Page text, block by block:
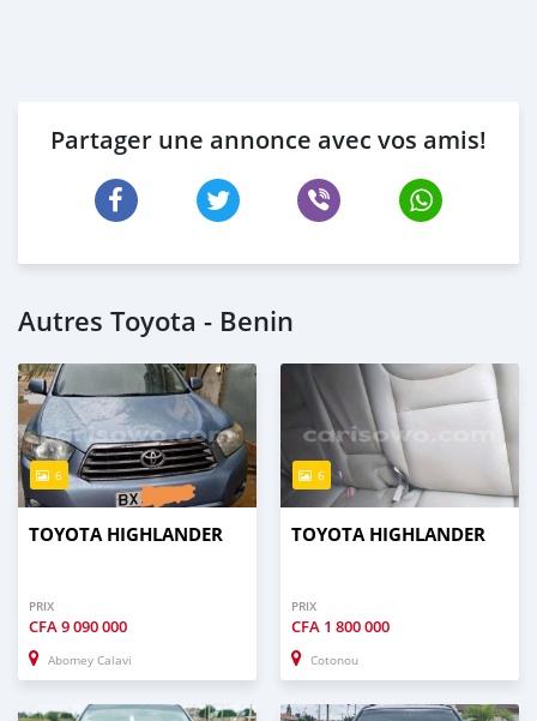
Partager une annonce avec vos amis!
Autres Toyota - Benin
6
TOYOTA HIGHLANDER
PRIX
CFA9 090 000
Abomey Calavi
6
TOYOTA HIGHLANDER
PRIX
CFA 1 800 000
Cotonou